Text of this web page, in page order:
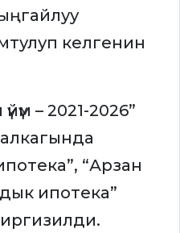
келгенин
– 2021-2026”
“Арзан
ипотека”